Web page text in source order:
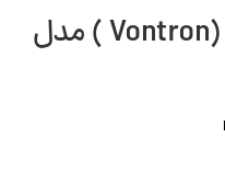
ممبران ونترون 4 اینچ (Vontron ) مدل